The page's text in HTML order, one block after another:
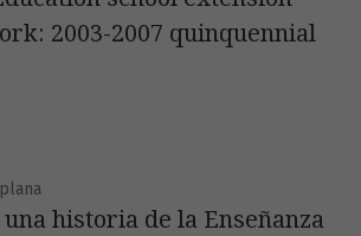
2003-2007 quinquennial
historia de la Enseñanza